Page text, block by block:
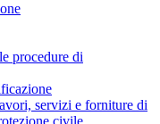
procedure di
servizi e forniture di
civile